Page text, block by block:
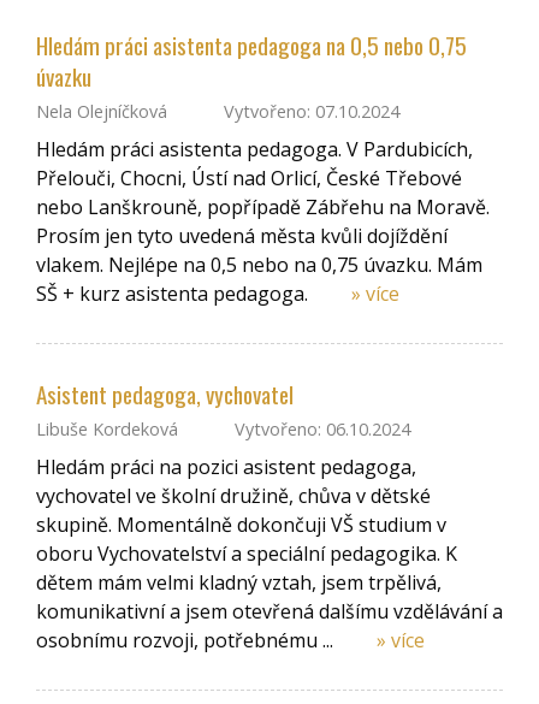
Hledám práci asistenta pedagoga na 0,5 nebo 0,75
úvazku
Nela Olejníčková Vytvořeno: 07.10.2024
Hledám práci asistenta pedagoga. V Pardubicích,
Přelouči, Chocni, Ústí nad Orlicí, České Třebové
nebo Lanškrouně, popřípadě Zábřehu na Moravě.
Prosím jen tyto uvedená města kvůli dojíždění
vlakem. Nejlépe na 0,5 nebo na 0,75 úvazku. Mám
SŠ + kurz asistenta pedagoga.
» více
Asistent pedagoga, vychovatel
Libuše Kordeková Vytvořeno: 06.10.2024
Hledám práci na pozici asistent pedagoga,
vychovatel ve školní družině, chůva v dětské
skupině. Momentálně dokončuji VŠ studium v
oboru Vychovatelství a speciální pedagogika. K
dětem mám velmi kladný vztah, jsem trpělivá,
komunikativní a jsem otevřená dalšímu vzdělávání a
osobnímu rozvoji, potřebnému ...
» více